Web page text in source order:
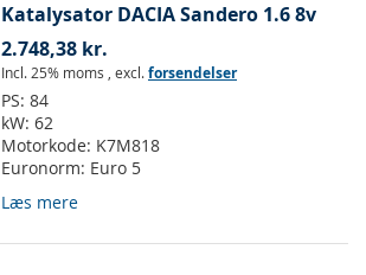
Katalysator DACIA Sandero 1.6 8v
2.748,38 kr.
Incl. 25% moms , excl.forsendelser
PS: 84
kW: 62
Motorkode: K7M818
Euronorm: Euro 5
Læs mere